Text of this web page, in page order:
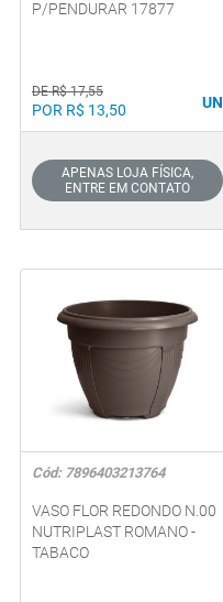
P/PENDURAR 17877
DE R$ 17,55
POR R$ 13,50 UN
APENAS LOJA FÍSICA,
ENTRE EM CONTATO
Cód: 7896403213764
VASO FLOR REDONDO N.00
NUTRIPLAST ROMANO -
TABACO